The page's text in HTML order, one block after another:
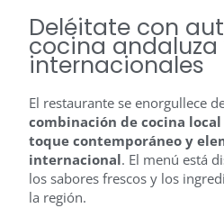
Deléitate con
cocina andaluza
internacionales
El restaurante se enorgullece
combinación de cocina
toque contemporáneo y
internacional. El menú está
los sabores frescos y los
la región.